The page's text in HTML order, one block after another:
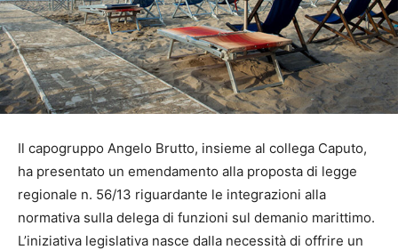
Il capogruppo Angelo Brutto, insieme al collega Caputo,
ha presentato un emendamento alla proposta di legge
regionale n. 56/13 riguardante le integrazioni alla
normativa sulla delega di funzioni sul demanio marittimo.
L’iniziativa legislativa nasce dalla necessità di offrire un